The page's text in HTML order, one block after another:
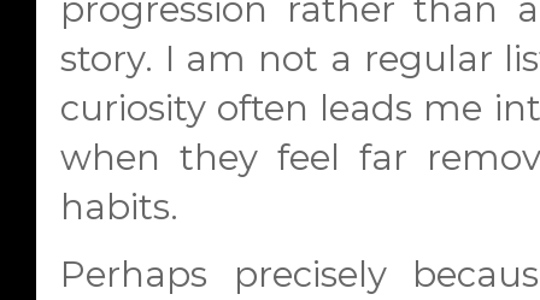
progression rather than
story. I am not a regular
curiosity often leads me
when they feel far
habits.
Perhaps precisely